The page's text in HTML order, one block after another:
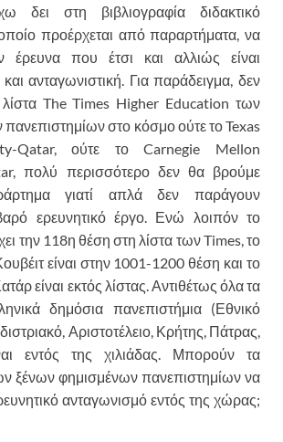
δει στη βιβλιογραφία διδακτικό
προέρχεται από παραρτήματα, να
έρευνα που έτσι και αλλιώς είναι
ανταγωνιστική. Για παράδειγμα, δεν
The Times Higher Education των
στο κόσμο ούτε το Texas
Qatar, ούτε το Carnegie Mellon
πολύ περισσότερο δεν θα βρούμε
γιατί απλά δεν παράγουν
ερευνητικό έργο. Ενώ λοιπόν το
την 118η θέση στη λίστα των Times, το
είναι στην 1001-1200 θέση και το
είναι εκτός λίστας. Αντιθέτως όλα τα
δημόσια πανεπιστήμια (Εθνικό
Αριστοτέλειο, Κρήτης, Πάτρας,
εντός της χιλιάδας. Μπορούν τα
ξένων φημισμένων πανεπιστημίων να
ανταγωνισμό εντός της χώρας;